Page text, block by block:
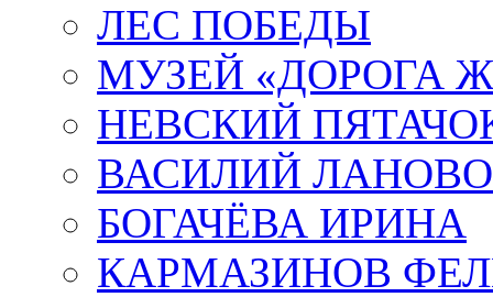
ЛЕС ПОБЕДЫ
МУЗЕЙ «ДОРОГА
НЕВСКИЙ
ВАСИЛИЙ
БОГАЧЁВА ИРИНА
КАРМАЗИНОВ